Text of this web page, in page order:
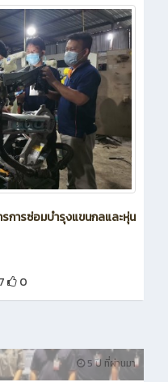
การซ่อมบำรุงแขนกลและหุ่น
0
5 ปี ที่ผ่านมา